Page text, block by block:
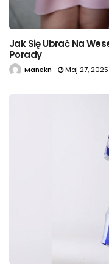
Jak Się Ubrać Na
Porady
Manekn Maj 27, 2025